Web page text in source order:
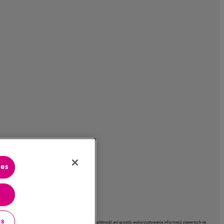
nie ponosi odpowiedzialności za rzetelność, kompletność ani sposób wykorzystywania informacji zawartych na